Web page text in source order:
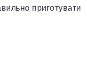
приготувати